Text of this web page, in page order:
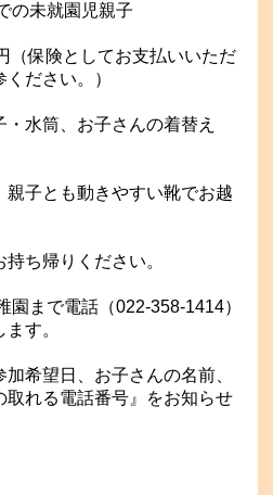
の未就園児親子
（保険としてお支払いいただ
ださい。）
・水筒、お子さんの着替え
親子とも動きやすい靴でお越
ち帰りください。
園まで電話（022-358-1414）
いします。
希望日、お子さんの名前、
取れる電話番号』をお知らせ